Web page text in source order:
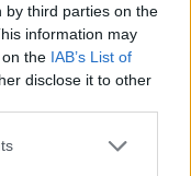
by third parties on the
information may
the IAB’s List of
disclose it to other
or more Google